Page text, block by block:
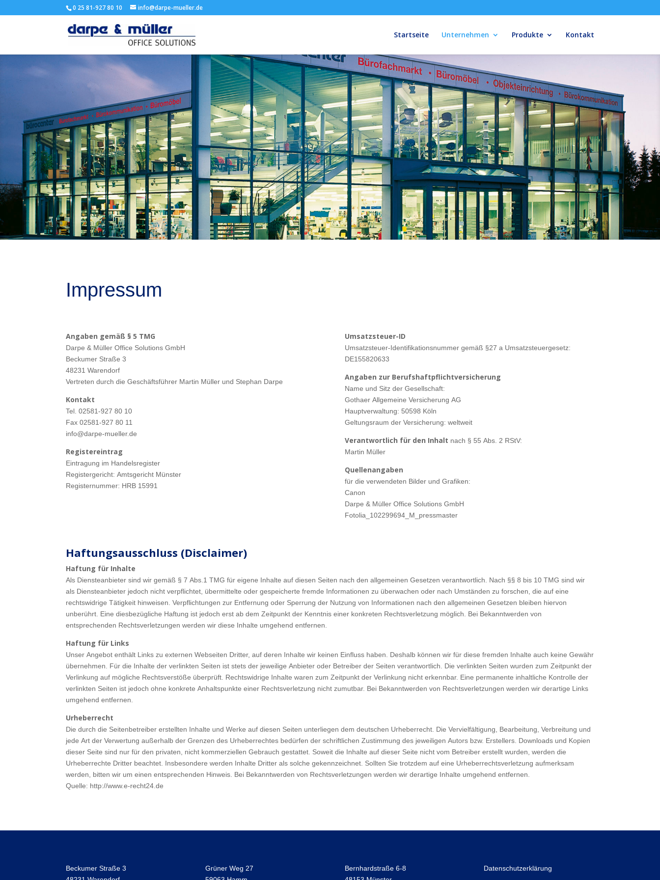
0 25 81-927 80 10 info@darpe-mueller.de
Startseite Unternehmen Produkte Kontakt
Impressum
Angaben gemäß § 5 TMG
Darpe & Müller Office Solutions GmbH
Beckumer Straße 3
48231 Warendorf
Vertreten durch die Geschäftsführer Martin Müller und Stephan Darpe
Kontakt
Tel. 02581-927 80 10
Fax 02581-927 80 11
info@darpe-mueller.de
Registereintrag
Eintragung im Handelsregister
Registergericht: Amtsgericht Münster
Registernummer: HRB 15991
Umsatzsteuer-ID
Umsatzsteuer-Identifikationsnummer gemäß §27 a Umsatzsteuergesetz:
DE155820633
Angaben zur Berufshaftpflichtversicherung
Name und Sitz der Gesellschaft:
Gothaer Allgemeine Versicherung AG
Hauptverwaltung: 50598 Köln
Geltungsraum der Versicherung: weltweit
Verantwortlich für den Inhalt nach § 55 Abs. 2 RStV:
Martin Müller
Quellenangaben
für die verwendeten Bilder und Grafiken:
Canon
Darpe & Müller Office Solutions GmbH
Fotolia_102299694_M_pressmaster
Haftungsausschluss (Disclaimer)
Haftung für Inhalte
Als Diensteanbieter sind wir gemäß § 7 Abs.1 TMG für eigene Inhalte auf diesen Seiten nach den allgemeinen Gesetzen verantwortlich. Nach §§ 8 bis 10 TMG sind wir
als Diensteanbieter jedoch nicht verpflichtet, übermittelte oder gespeicherte fremde Informationen zu überwachen oder nach Umständen zu forschen, die auf eine
rechtswidrige Tätigkeit hinweisen. Verpflichtungen zur Entfernung oder Sperrung der Nutzung von Informationen nach den allgemeinen Gesetzen bleiben hiervon
unberührt. Eine diesbezügliche Haftung ist jedoch erst ab dem Zeitpunkt der Kenntnis einer konkreten Rechtsverletzung möglich. Bei Bekanntwerden von
entsprechenden Rechtsverletzungen werden wir diese Inhalte umgehend entfernen.
Haftung für Links
Unser Angebot enthält Links zu externen Webseiten Dritter, auf deren Inhalte wir keinen Einfluss haben. Deshalb können wir für diese fremden Inhalte auch keine Gewähr
übernehmen. Für die Inhalte der verlinkten Seiten ist stets der jeweilige Anbieter oder Betreiber der Seiten verantwortlich. Die verlinkten Seiten wurden zum Zeitpunkt der
Verlinkung auf mögliche Rechtsverstöße überprüft. Rechtswidrige Inhalte waren zum Zeitpunkt der Verlinkung nicht erkennbar. Eine permanente inhaltliche Kontrolle der
verlinkten Seiten ist jedoch ohne konkrete Anhaltspunkte einer Rechtsverletzung nicht zumutbar. Bei Bekanntwerden von Rechtsverletzungen werden wir derartige Links
umgehend entfernen.
Urheberrecht
Die durch die Seitenbetreiber erstellten Inhalte und Werke auf diesen Seiten unterliegen dem deutschen Urheberrecht. Die Vervielfältigung, Bearbeitung, Verbreitung und
jede Art der Verwertung außerhalb der Grenzen des Urheberrechtes bedürfen der schriftlichen Zustimmung des jeweiligen Autors bzw. Erstellers. Downloads und Kopien
dieser Seite sind nur für den privaten, nicht kommerziellen Gebrauch gestattet. Soweit die Inhalte auf dieser Seite nicht vom Betreiber erstellt wurden, werden die
Urheberrechte Dritter beachtet. Insbesondere werden Inhalte Dritter als solche gekennzeichnet. Sollten Sie trotzdem auf eine Urheberrechtsverletzung aufmerksam
werden, bitten wir um einen entsprechenden Hinweis. Bei Bekanntwerden von Rechtsverletzungen werden wir derartige Inhalte umgehend entfernen.
Quelle: http://www.e-recht24.de
Beckumer Straße 3
Grüner Weg 27
Bernhardstraße 6-8
Datenschutzerklärung